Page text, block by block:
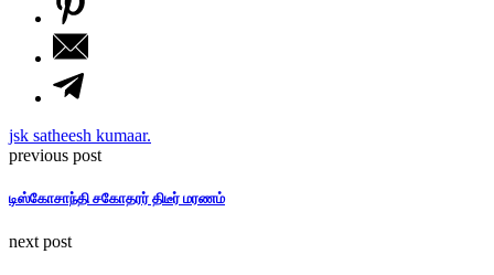
jsk satheesh kumaar.
previous post
டிஸ்கோசாந்தி சகோதரர் திடீர் மரணம்
next post